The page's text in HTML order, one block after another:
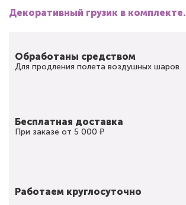
Декоративный грузик в комплекте.
Обработаны средством
Для продления полета воздушных шаров
Бесплатная доставка
При заказе от 5 000 ₽
Работаем круглосуточно